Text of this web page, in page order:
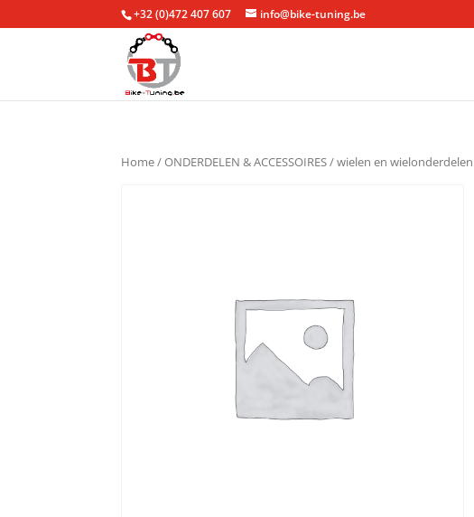
+32 (0)472 407 607 info@bike-tuning.be
Home/ONDERDELEN & ACCESSOIRES/wielen en wielonderdelen